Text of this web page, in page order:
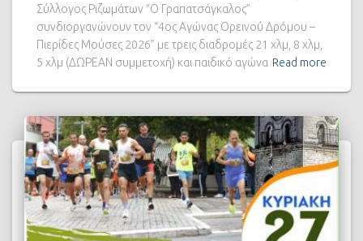
Σύλλογος Ριζωμάτων “Ο Γραπατσάγκαλος”
συνδιοργανώνουν τον “4ος Αγώνας Ορεινού Δρόμου –
Πιερίδες Μούσες 2026” με τρεις διαδρομές 21 χλμ, 8 χλμ,
5 χλμ (ΔΩΡΕΑΝ συμμετοχή) και παιδικό αγώνα Read more